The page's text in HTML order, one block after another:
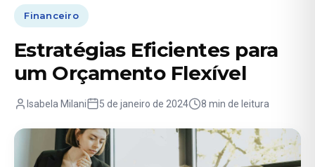
Financeiro
Estratégias Eficientes para
um Orçamento Flexível
Isabela Milani 5 de janeiro de 2024 8 min de leitura